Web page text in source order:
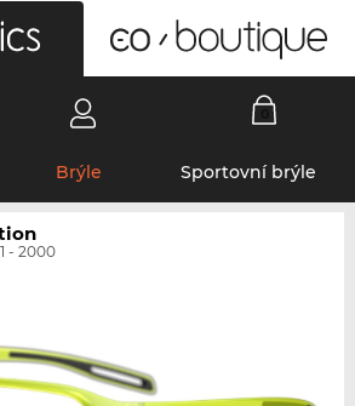
Brýle Sportovní brýle
- 2000